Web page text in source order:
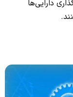
دارایی‌ها